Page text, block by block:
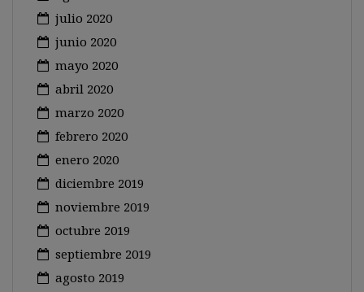
julio 2020
junio 2020
mayo 2020
abril 2020
marzo 2020
febrero 2020
enero 2020
diciembre 2019
noviembre 2019
octubre 2019
septiembre 2019
agosto 2019